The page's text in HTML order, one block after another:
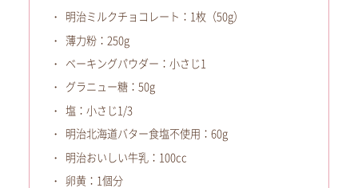
明治ミルクチョコレート：1枚（50g）
薄力粉：250g
ベーキングパウダー：小さじ1
グラニュー糖：50g
塩：小さじ1/3
明治北海道バター食塩不使用：60g
明治おいしい牛乳：100cc
卵黄：1個分